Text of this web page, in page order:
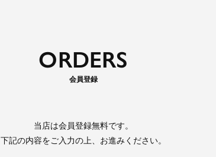
ORDERS
会員登録
当店は会員登録無料です。
下記の内容をご入力の上、お進みください。